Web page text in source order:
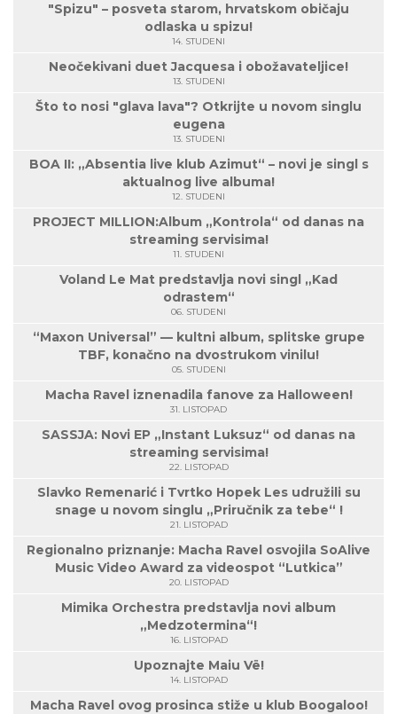
"Spizu" – posveta starom, hrvatskom običaju
odlaska u spizu!
14. STUDENI
Neočekivani duet Jacquesa i obožavateljice!
13. STUDENI
Što to nosi "glava lava"? Otkrijte u novom singlu
eugena
13. STUDENI
BOA II: „Absentia live klub Azimut“ – novi je singl s
aktualnog live albuma!
12. STUDENI
PROJECT MILLION:Album „Kontrola“ od danas na
streaming servisima!
11. STUDENI
Voland Le Mat predstavlja novi singl „Kad
odrastem“
06. STUDENI
“Maxon Universal” — kultni album, splitske grupe
TBF, konačno na dvostrukom vinilu!
05. STUDENI
Macha Ravel iznenadila fanove za Halloween!
31. LISTOPAD
SASSJA: Novi EP „Instant Luksuz“ od danas na
streaming servisima!
22. LISTOPAD
Slavko Remenarić i Tvrtko Hopek Les udružili su
snage u novom singlu „Priručnik za tebe“ !
21. LISTOPAD
Regionalno priznanje: Macha Ravel osvojila SoAlive
Music Video Award za videospot “Lutkica”
20. LISTOPAD
Mimika Orchestra predstavlja novi album
„Medzotermina“!
16. LISTOPAD
Upoznajte Maiu Vë!
14. LISTOPAD
Macha Ravel ovog prosinca stiže u klub Boogaloo!